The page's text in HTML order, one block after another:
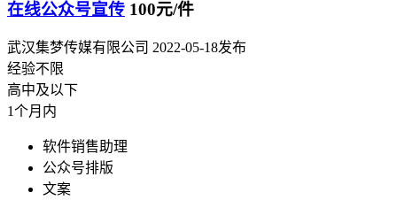
在线公众号宣传 100元/件
武汉集梦传媒有限公司 2022-05-18发布
经验不限
高中及以下
1个月内
软件销售助理
公众号排版
文案